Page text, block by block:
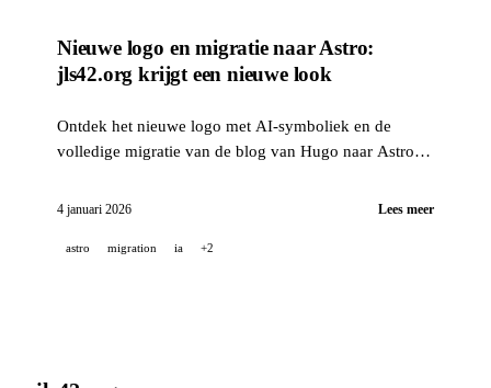
Nieuwe logo en migratie naar Astro:
jls42.org krijgt een nieuwe look
Ontdek het nieuwe logo met AI-symboliek en de
volledige migratie van de blog van Hugo naar Astro,
4 januari 2026 Lees meer
astro migration ia +2